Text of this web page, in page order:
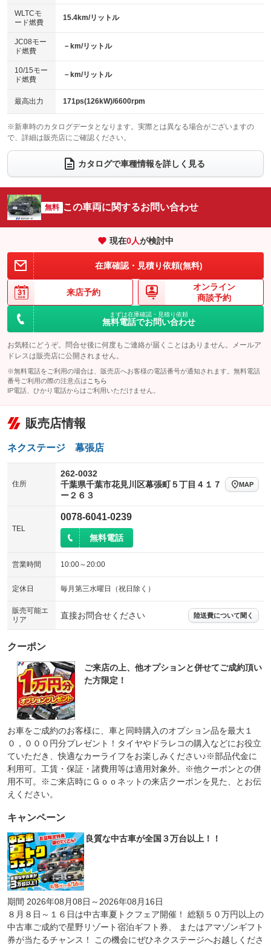
センターデフロック
：装備なし
電動格納ミラー
：装備あり
エアロ
：装備なし
：装備なし
パワーシート
ベンチシート
：装備なし
チップアップシート
：装備なし
：装備なし ：装備なし
ウォークスルー
：装備なし
電動リアゲート フロントカメラ
：装備なし
：装備なし ：装備なし
サイドカメラ
：装備なし ルーフレール
：装備なし
：装備なし
：装備なし
WLTCモ
ード燃費
15.4km/リットル
JC08モー
ド燃費
－km/リットル
10/15モー
ド燃費
－km/リットル
最高出力 171ps(126kW)/6600rpm
※新車時のカタログデータとなります。実際とは異なる場合がございますの
で、詳細は販売店にご確認ください。
カタログで車種情報を詳しく見る
無料 この車両に関するお問い合わせ
現在0人が検討中
在庫確認・見積り依頼(無料)
来店予約
オンライン
商談予約
まずは在庫確認・見積り依頼
無料電話でお問い合わせ
お気軽にどうぞ。問合せ後に何度もご連絡が届くことはありません。メールア
ドレスは販売店に公開されません。
※無料電話をご利用の場合は、販売店へお客様の電話番号が通知されます。無料電話
番号ご利用の際の注意点は こちら
IP電話、ひかり電話からはご利用いただけません。
販売店情報
ネクステージ 幕張店
住所
262-0032
千葉県千葉市花見川区幕張町５丁目４１７
ー２６３
MAP
TEL
0078-6041-0239
無料電話
営業時間 10:00～20:00
定休日 毎月第三水曜日（祝日除く）
販売可能エ
リア
直接お問合せください 陸送費について聞く
クーポン
ご来店の上、他オプションと併せてご成約頂い
た方限定！
お車をご成約のお客様に、車と同時購入のオプション品を最大１
０，０００円分プレゼント！タイヤやドラレコの購入などにお役立
ていただき、快適なカーライフをお楽しみください♪※部品代金に
利用可。工賃・保証・諸費用等は適用対象外。※他クーポンとの併
用不可。※ご来店時にＧｏｏネットの来店クーポンを見た、とお伝
えください。
キャンペーン
良質な中古車が全国３万台以上！！
期間 2026年08月08日～2026年08月16日
８月８日～１６日は中古車夏トクフェア開催！ 総額５０万円以上の
中古車ご成約で星野リゾート宿泊ギフト券、 またはアマゾンギフト
券が当たるチャンス！ この機会にぜひネクステージへお越しくださ